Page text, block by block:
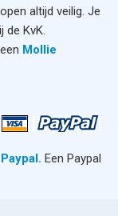
altijd veilig. Je
KvK.
Mollie
Paypal. Een Paypal